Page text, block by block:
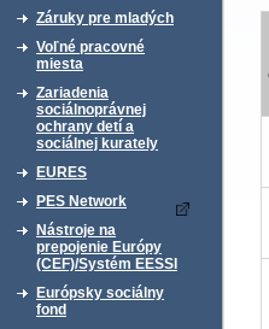
Záruky pre mladých
Voľné pracovné
miesta
Zariadenia
sociálnoprávnej
ochrany detí a
sociálnej kurately
EURES
PES Network
Nástroje na
prepojenie Európy
(CEF)/Systém EESSI
Európsky sociálny
fond